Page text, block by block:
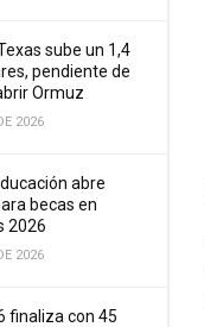
sube un 1,4
pendiente de
Ormuz
2026
abre
becas en
2026
2026
finaliza con 45